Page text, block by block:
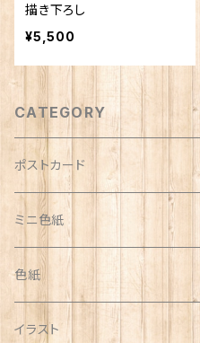
描き下ろし
¥5,500
CATEGORY
ポストカード
ミニ色紙
色紙
イラスト